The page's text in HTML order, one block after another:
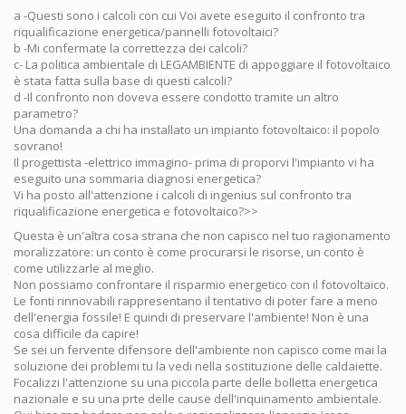
a -Questi sono i calcoli con cui Voi avete eseguito il confronto tra
riqualificazione energetica/pannelli fotovoltaici?
b -Mi confermate la correttezza dei calcoli?
c- La politica ambientale di LEGAMBIENTE di appoggiare il fotovoltaico
è stata fatta sulla base di questi calcoli?
d -Il confronto non doveva essere condotto tramite un altro
parametro?
Una domanda a chi ha installato un impianto fotovoltaico: il popolo
sovrano!
Il progettista -elettrico immagino- prima di proporvi l'impianto vi ha
eseguito una sommaria diagnosi energetica?
Vi ha posto all'attenzione i calcoli di ingenius sul confronto tra
riqualificazione energetica e fotovoltaico?>>
Questa è un'altra cosa strana che non capisco nel tuo ragionamento
moralizzatore: un conto è come procurarsi le risorse, un conto è
come utilizzarle al meglio.
Non possiamo confrontare il risparmio energetico con il fotovoltaico.
Le fonti rinnovabili rappresentano il tentativo di poter fare a meno
dell'energia fossile! E quindi di preservare l'ambiente! Non è una
cosa difficile da capire!
Se sei un fervente difensore dell'ambiente non capisco come mai la
soluzione dei problemi tu la vedi nella sostituzione delle caldaiette.
Focalizzi l'attenzione su una piccola parte delle bolletta energetica
nazionale e su una prte delle cause dell'inquinamento ambientale.